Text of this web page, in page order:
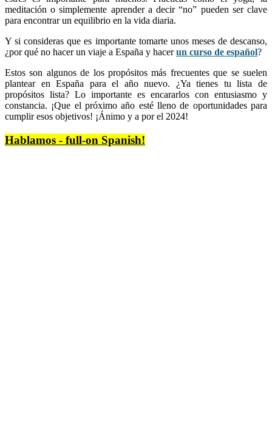
meditación o simplemente aprender a decir “no” pueden ser clave
para encontrar un equilibrio en la vida diaria.
Y si consideras que es importante tomarte unos meses de descanso,
¿por qué no hacer un viaje a España y hacerun curso de español?
Estos son algunos de los propósitos más frecuentes que se suelen
plantear en España para el año nuevo. ¿Ya tienes tu lista de
propósitos lista? Lo importante es encararlos con entusiasmo y
constancia. ¡Que el próximo año esté lleno de oportunidades para
cumplir esos objetivos! ¡Ánimo y a por el 2024!
Hablamos - full-on Spanish!